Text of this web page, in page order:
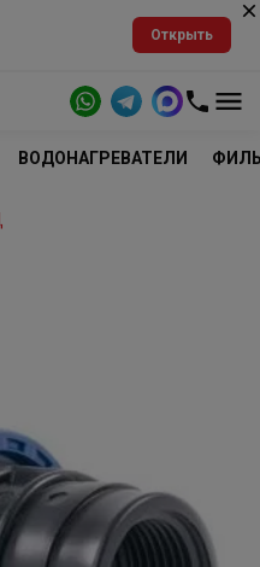
Открыть
ВОДОНАГРЕВАТЕЛИ